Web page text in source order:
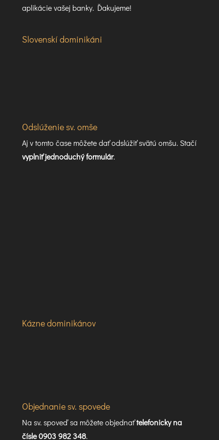
aplikácie vašej banky. Ďakujeme!
Slovenskí dominikáni
Odslúženie sv. omše
Aj v tomto čase môžete dať odslúžiť svätú omšu. Stačí
vyplniť jednoduchý formulár.
Kázne dominikánov
Objednanie sv. spovede
Na sv. spoveď sa môžete objednaťtelefonicky na
čísle 0903 982 348.